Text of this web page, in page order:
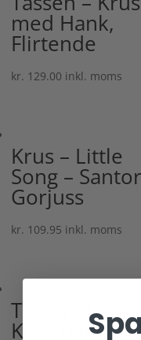
med Hank,
Flirtende
kr. 129.00 inkl. moms
Krus – Little
Song –
Gorjuss
kr. 109.95 inkl. moms
Tassen 2 stk.
Krus uden